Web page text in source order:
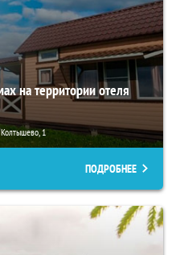
на территории отеля
1
ПОДРОБНЕЕ